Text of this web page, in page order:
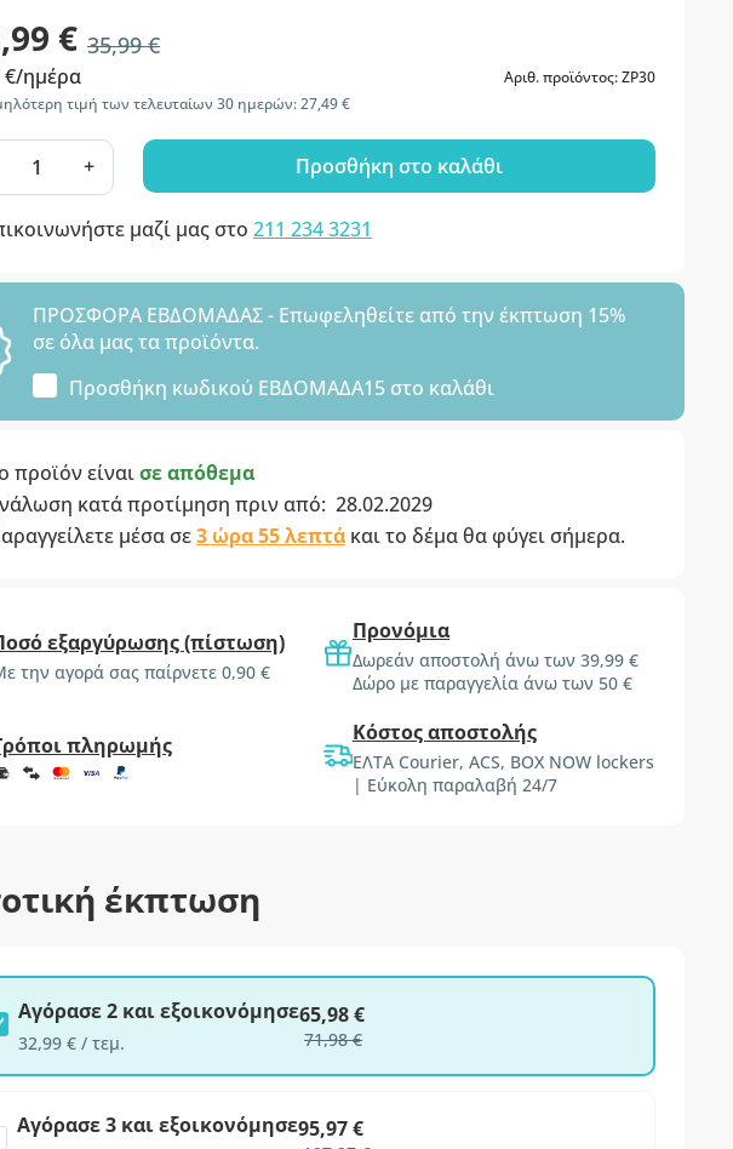
€ 35,99 €
€/ημέρα
Αριθ. προϊόντος: ZP30
τιμή των τελευταίων 30 ημερών: 27,49 €
+ Προσθήκη στο καλάθι
μαζί μας στο 211 234 3231
ΠΡΟΣΦΟΡΑ ΕΒΔΟΜΑΔΑΣ - Επωφεληθείτε από την έκπτωση 15%
σε όλα μας τα προϊόντα.
Προσθήκη κωδικού ΕΒΔΟΜΑΔΑ15 στο καλάθι
προϊόν είναισε απόθεμα
κατά προτίμηση πριν από: 28.02.2029
μέσα σε3 ώρα 55 λεπτά και το δέμα θα φύγει σήμερα.
εξαργύρωσης (πίστωση)
την αγορά σας παίρνετε 0,90 €
Προνόμια
Δωρεάν αποστολή άνω των 39,99 €
Δώρο με παραγγελία άνω των 50 €
πληρωμής Κόστος αποστολής
ΕΛΤΑ Courier, ACS, BOX NOW lockers
| Εύκολη παραλαβή 24/7
έκπτωση
Αγόρασε 2 και εξοικονόμησε
32,99 € / τεμ.
65,98 €
71,98 €
Αγόρασε 3 και εξοικονόμησε95,97 €